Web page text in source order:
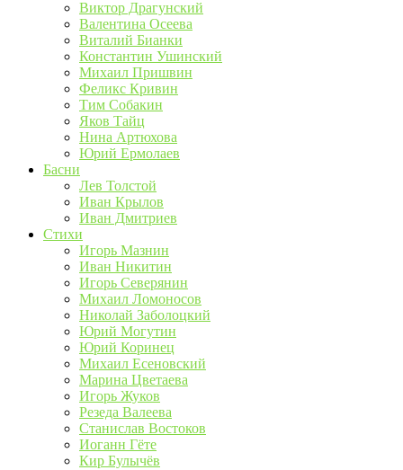
Виктор Драгунский
Валентина Осеева
Виталий Бианки
Константин Ушинский
Михаил Пришвин
Феликс Кривин
Тим Собакин
Яков Тайц
Нина Артюхова
Юрий Ермолаев
Басни
Лев Толстой
Иван Крылов
Иван Дмитриев
Стихи
Игорь Мазнин
Иван Никитин
Игорь Северянин
Михаил Ломоносов
Николай Заболоцкий
Юрий Могутин
Юрий Коринец
Михаил Есеновский
Марина Цветаева
Игорь Жуков
Резеда Валеева
Станислав Востоков
Иоганн Гёте
Кир Булычёв